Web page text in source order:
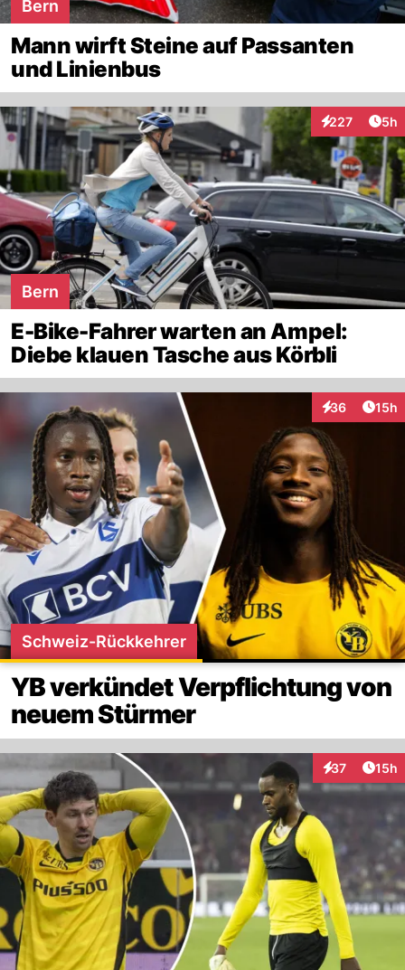
Bern
Mann wirft Steine auf Passanten
und Linienbus
227
Interaktionen
5h
Bern
E-Bike-Fahrer warten an Ampel:
Diebe klauen Tasche aus Körbli
36
Interaktionen
15h
Schweiz-Rückkehrer
YB verkündet Verpflichtung von
neuem Stürmer
37
Interaktionen
15h